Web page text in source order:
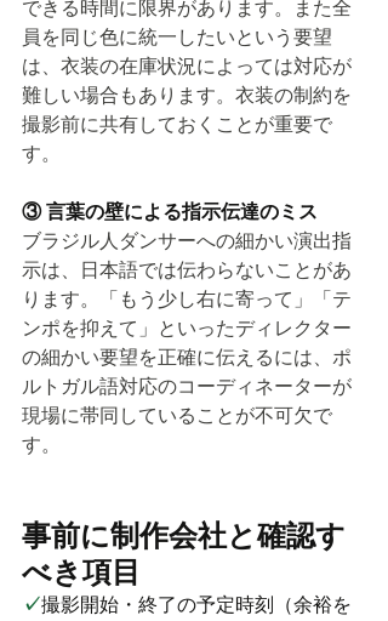
できる時間に限界があります。また全
員を同じ色に統一したいという要望
は、衣装の在庫状況によっては対応が
難しい場合もあります。衣装の制約を
撮影前に共有しておくことが重要で
す。
③ 言葉の壁による指示伝達のミス
ブラジル人ダンサーへの細かい演出指
示は、日本語では伝わらないことがあ
ります。「もう少し右に寄って」「テ
ンポを抑えて」といったディレクター
の細かい要望を正確に伝えるには、ポ
ルトガル語対応のコーディネーターが
現場に帯同していることが不可欠で
す。
事前に制作会社と確認す
べき項目
✓撮影開始・終了の予定時刻（余裕を